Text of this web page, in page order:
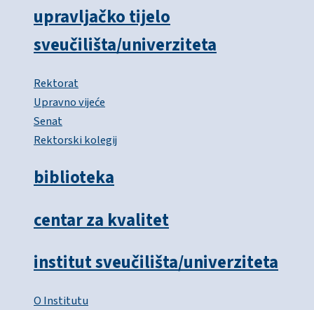
upravljačko tijelo
sveučilišta/univerziteta
Rektorat
Upravno vijeće
Senat
Rektorski kolegij
biblioteka
centar za kvalitet
institut sveučilišta/univerziteta
O Institutu